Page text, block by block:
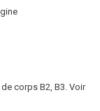
corps B2, B3. Voir